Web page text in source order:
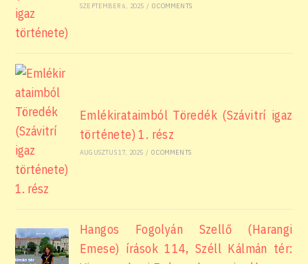
SZEPTEMBER 6, 2025 / 0 COMMENTS
Emlékirataimból Töredék (Szávitrí igaz
története) 1. rész
AUGUSZTUS 17, 2025 / 0 COMMENTS
Hangos Fogolyán Szellő (Harangi
Emese) írások 114, Széll Kálmán tér: